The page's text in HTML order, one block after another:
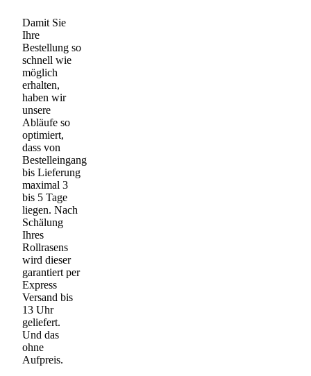
Damit Sie
Ihre
Bestellung so
schnell wie
möglich
erhalten,
haben wir
unsere
Abläufe so
optimiert,
dass von
Bestelleingang
bis Lieferung
maximal 3
bis 5 Tage
liegen. Nach
Schälung
Ihres
Rollrasens
wird dieser
garantiert per
Express
Versand bis
13 Uhr
geliefert.
Und das
ohne
Aufpreis.